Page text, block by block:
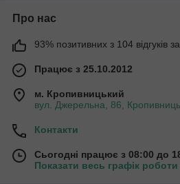
Про нас
93% позитивних з 104 відгуків за
Працює з 25.10.2012
м. Кропивницький
вул. Джерельна, 86,
Контакти
Сьогодні працює з 08:00 до
Показати весь графік роботи